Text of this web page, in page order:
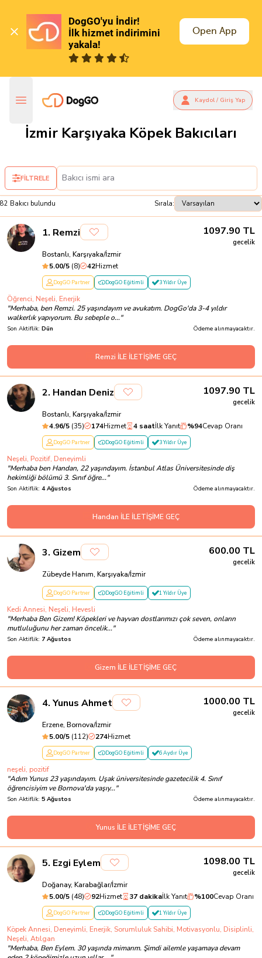
DogGO'yu İndir!
İlk hizmet indirimini
yakala!
Open App
Kaydol / Giriş Yap
İzmir Karşıyaka Köpek Bakıcıları
FİLTRELE
82 Bakıcı bulundu Sırala:
1. Remzi 1097.90 TL
gecelik
Bostanlı, Karşıyaka/İzmir
5.00/5 (8) 42Hizmet
DogGO Partner DogGO Eğitimli 3 Yıldır Üye
Öğrenci, Neşeli, Enerjik
"Merhaba, ben Remzi. 25 yaşındayım ve avukatım. DogGo'da 3-4 yıldır
walkerlık yapıyorum. Bu sebeple o..."
Son Aktiflik: Dün Ödeme alınmayacaktır.
Remzi İLE İLETİŞİME GEÇ
2. Handan Deniz 1097.90 TL
gecelik
Bostanlı, Karşıyaka/İzmir
4.96/5 (35) 174Hizmet 4 saatİlk Yanıt %94Cevap Oranı
DogGO Partner DogGO Eğitimli 3 Yıldır Üye
Neşeli, Pozitif, Deneyimli
"Merhaba ben Handan, 22 yaşındayım. İstanbul Atlas Üniversitesinde diş
hekimliği bölümü 3. Sınıf öğre..."
Son Aktiflik: 4 Ağustos Ödeme alınmayacaktır.
Handan İLE İLETİŞİME GEÇ
3. Gizem 600.00 TL
gecelik
Zübeyde Hanım, Karşıyaka/İzmir
DogGO Partner DogGO Eğitimli 1 Yıldır Üye
Kedi Annesi, Neşeli, Hevesli
"Merhaba Ben Gizem! Köpekleri ve hayvan dostlarımızı çok seven, onların
mutluluğunu her zaman öncelik..."
Son Aktiflik: 7 Ağustos Ödeme alınmayacaktır.
Gizem İLE İLETİŞİME GEÇ
4. Yunus Ahmet 1000.00 TL
gecelik
Erzene, Bornova/İzmir
5.00/5 (112) 274Hizmet
DogGO Partner DogGO Eğitimli 6 Aydır Üye
neşeli, pozitif
"Adım Yunus 23 yaşındayım. Uşak üniversitesinde gazetecilik 4. Sınıf
öğrencisiyim ve Bornova'da yaşıy..."
Son Aktiflik: 5 Ağustos Ödeme alınmayacaktır.
Yunus İLE İLETİŞİME GEÇ
5. Ezgi Eylem 1098.00 TL
gecelik
Doğanay, Karabağlar/İzmir
5.00/5 (48) 92Hizmet 37 dakikaİlk Yanıt %100Cevap Oranı
DogGO Partner DogGO Eğitimli 1 Yıldır Üye
Köpek Annesi, Deneyimli, Enerjik, Sorumluluk Sahibi, Motivasyonlu, Disiplinli,
Neşeli, Atılgan
"Merhaba, Ben Eylem. 30 yaşında mimarım. Şimdi ailemle yaşamaya devam